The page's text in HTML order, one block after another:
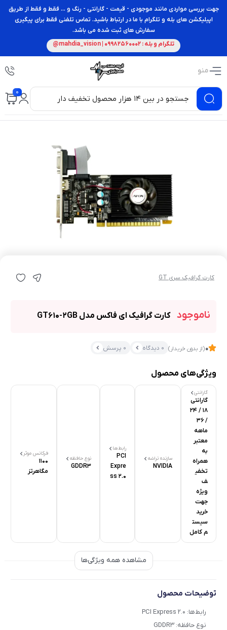
جهت بررسی مواردی مانند موجودی - قیمت - گارانتی - رنگ و ... فقط و فقط از طریق
اپیلیکشن های بله و تلگرام با ما در ارتباط باشید. تماس تلفنی فقط برای پیگیری
سفارش های ثبت شده می باشد.
تلگرام و بله : 09982560002 | mahdia_vision@
منو
0
کارت گرافیک سری GT
ناموجود کارت گرافیک ای فاکس مدل GT610-2GB
0(از بدون خریدار) 0 دیدگاه 0 پرسش
ویژگی‌های محصول
گارانتی
گارانتی
18 / 24
/ 36
ماهه
معتبر
به
همراه
تخفی
ف
ویژه
جهت
خرید
سیست
م کامل
سازنده تراشه
NVIDIA
رابط‌ها
PCI
Expre
ss 2.0
نوع حافظه
GDDR3
فرکانس موثر
1100
مگاهرتز
مشاهده همه ویژگی‌ها
توضیحات محصول
رابط‌ها: PCI Express 2.0
نوع حافظه: GDDR3